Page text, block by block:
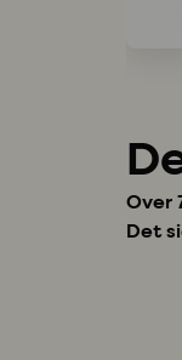
Over
Det